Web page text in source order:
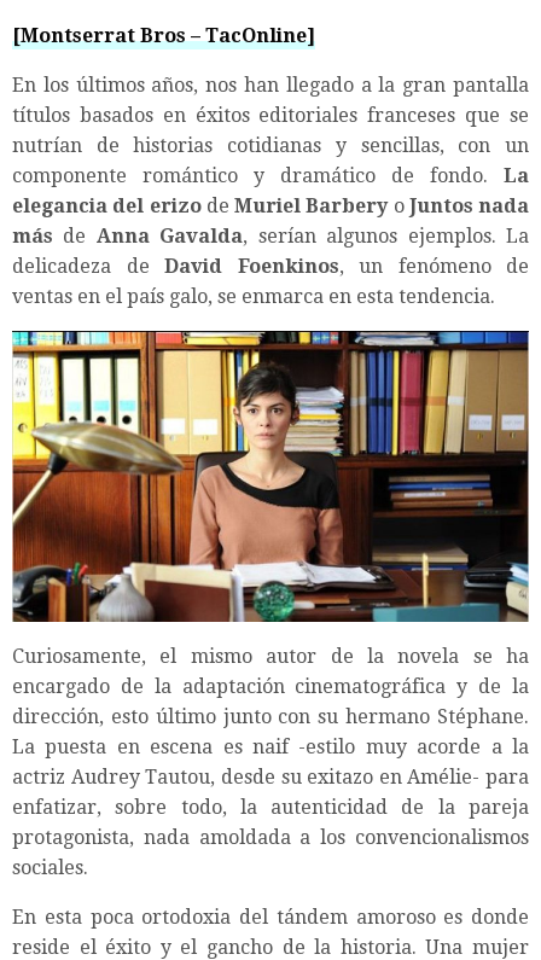
[Montserrat Bros – TacOnline]
En los últimos años, nos han llegado a la gran pantalla
títulos basados en éxitos editoriales franceses que se
nutrían de historias cotidianas y sencillas, con un
componente romántico y dramático de fondo. La
elegancia del erizode Muriel Barberyo Juntos nada
más de Anna Gavalda, serían algunos ejemplos. La
delicadeza de David Foenkinos, un fenómeno de
ventas en el país galo, se enmarca en esta tendencia.
Curiosamente, el mismo autor de la novela se ha
encargado de la adaptación cinematográfica y de la
dirección, esto último junto con su hermano Stéphane.
La puesta en escena es naif -estilo muy acorde a la
actriz Audrey Tautou, desde su exitazo en Amélie- para
enfatizar, sobre todo, la autenticidad de la pareja
protagonista, nada amoldada a los convencionalismos
sociales.
En esta poca ortodoxia del tándem amoroso es donde
reside el éxito y el gancho de la historia. Una mujer